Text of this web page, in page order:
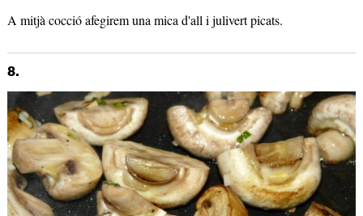
A mitjà cocció afegirem una mica d'all i julivert picats.
8.